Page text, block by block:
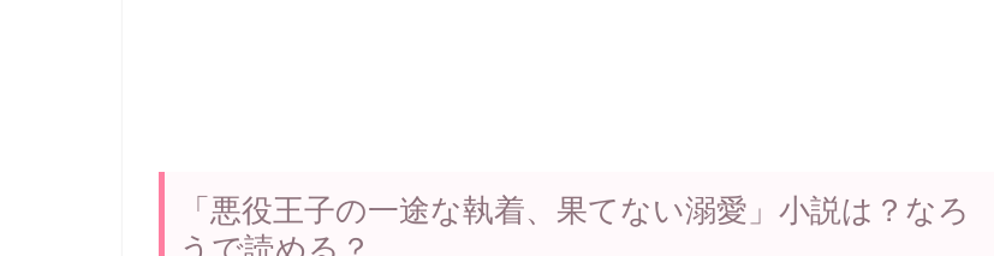
「悪役王子の一途な執着、果てない溺愛」小説は？なろ
うで読める？